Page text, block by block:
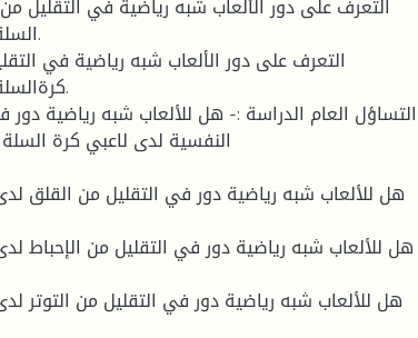
التساؤل العام الدراسة :- هل للألعاب شبه رياضية
النفسية لدى لاعبي كرة